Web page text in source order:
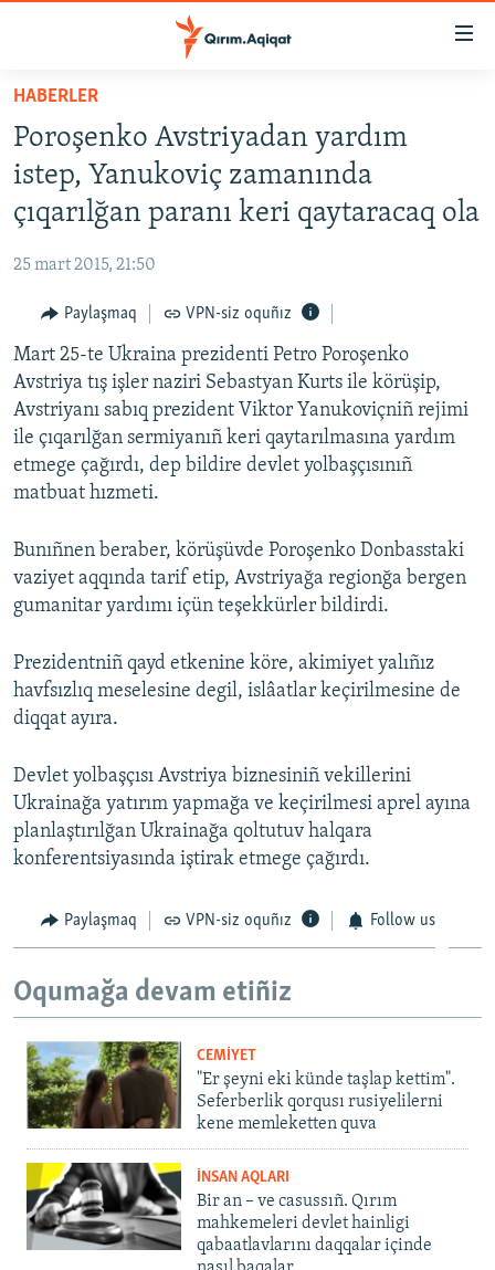
Esas
qaytmaq
Baş
navigatsiyağa
qaytmaq
Qıdıruvğa
SİYASET
İQTİSADİYAT
MEDENİYET
İNSAN AQLARI
VİDEO
SÜRET
BLOGLAR
FİKİR
Українською
HABERLER
Poroşenko Avstriyadan yardım
istep, Yanukoviç zamanında
çıqarılğan paranı keri qaytaracaq ola
25 mart 2015, 21:50
Paylaşmaq VPN-siz oquñız
Mart 25-te Ukraina prezidenti Petro Poroşenko
Avstriya tış işler naziri Sebastyan Kurts ile körüşip,
Avstriyanı sabıq prezident Viktor Yanukoviçniñ rejimi
ile çıqarılğan sermiyanıñ keri qaytarılmasına yardım
etmege çağırdı, dep bildire devlet yolbaşçısınıñ
matbuat hızmeti.
Bunıñnen beraber, körüşüvde Poroşenko Donbasstaki
vaziyet aqqında tarif etip, Avstriyağa regionğa bergen
gumanitar yardımı içün teşekkürler bildirdi.
Prezidentniñ qayd etkenine köre, akimiyet yalıñız
havfsızlıq meselesine degil, islâatlar keçirilmesine de
diqqat ayıra.
Devlet yolbaşçısı Avstriya biznesiniñ vekillerini
Ukrainağa yatırım yapmağa ve keçirilmesi aprel ayına
planlaştırılğan Ukrainağa qoltutuv halqara
konferentsiyasında iştirak etmege çağırdı.
Paylaşmaq VPN-siz oquñız Follow us
Oqumağa devam etiñiz
CEMİYET
"Er şeyni eki künde taşlap kettim".
Seferberlik qorqusı rusiyelilerni
kene memleketten quva
İNSAN AQLARI
Bir an – ve casussıñ. Qırım
mahkemeleri devlet hainligi
qabaatlavlarını daqqalar içinde